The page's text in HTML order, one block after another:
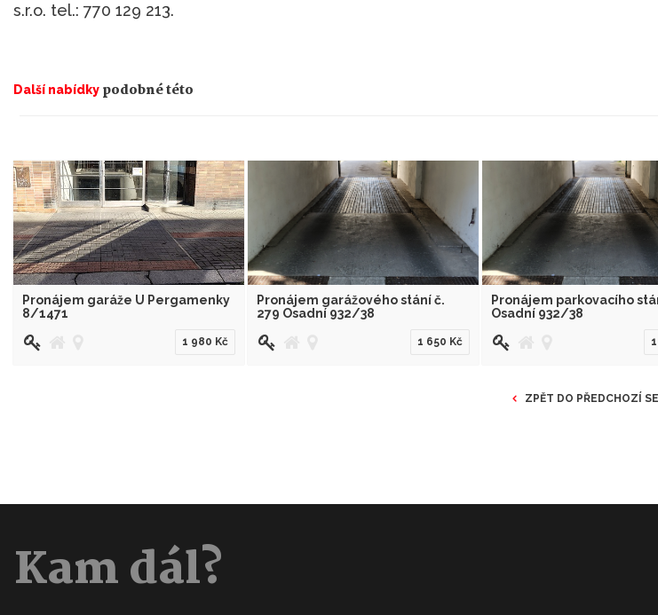
s.r.o. tel.: 770 129 213.
Další nabídky podobné této
Pronájem garáže U Pergamenky
8/1471
1 980 Kč
Pronájem garážového stání č.
279 Osadní 932/38
1 650 Kč
Pronájem parkovacího
Osadní 932/38
ZPĚT DO PŘEDCHOZÍ
Kam dál?